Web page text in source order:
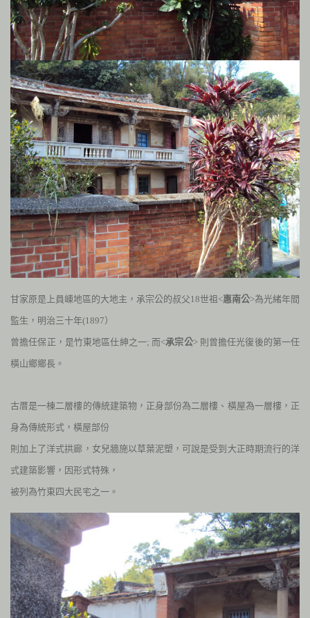
甘家原是上員崠地區的大地主，承宗公的叔父18世祖<惠南公>為光緒年間
監生，明治三十年(1897）
曾擔任保正，是竹東地區仕紳之一; 而<承宗公> 則曾擔任光復後的第一任
橫山鄉鄉長。
古厝是一棟二層樓的傳統建築物，正身部份為二層樓、橫屋為一層樓， 正
身為傳統形式，橫屋部份
則加上了洋式拱廊，女兒牆施以草葉泥塑，可說是受到大正時期流行的洋
式建築影響，因形式特殊，
被列為竹東四大民宅之一。